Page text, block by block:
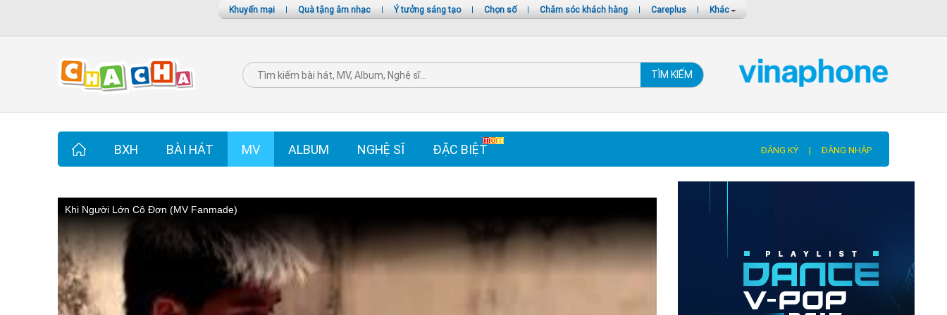
Khuyến mại | Quà tặng âm nhạc | Ý tưởng sáng tạo | Chọn số | Chăm sóc khách hàng | Careplus | Khác
TÌM KIẾM
BXH BÀI HÁT MV ALBUM NGHỆ SĨ ĐẶC BIỆT ĐĂNG KÝ | ĐĂNG NHẬP
Khi Người Lớn Cô Đơn (MV Fanmade)